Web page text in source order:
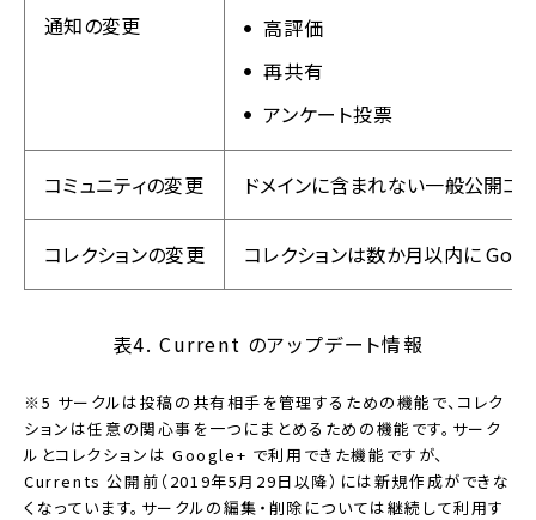
通知の変更
高評価
再共有
アンケート投票
コミュニティの変更 ドメインに含まれない一般公開コ
コレクションの変更 コレクションは数か月以内に
表4. Current のアップデート情報
※5 サークルは投稿の共有相手を管理するための機能で、コレク
ションは任意の関心事を一つにまとめるための機能です。サーク
ルとコレクションは Google+ で利用できた機能ですが、
Currents 公開前（2019年5月29日以降）には新規作成ができな
くなっています。サークルの編集・削除については継続して利用す